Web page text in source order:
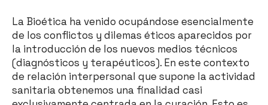
La Bioética ha venido ocupándose esencialmente
de los conflictos y dilemas éticos aparecidos por
la introducción de los nuevos medios técnicos
(diagnósticos y terapéuticos). En este contexto
de relación interpersonal que supone la actividad
sanitaria obtenemos una finalidad casi